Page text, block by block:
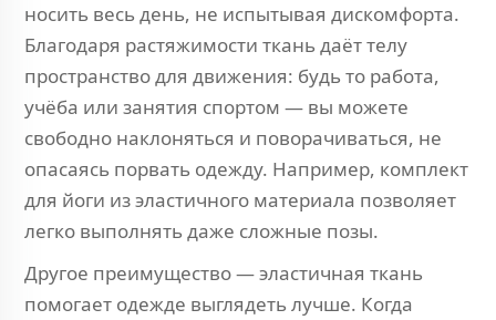
носить весь день, не испытывая дискомфорта.
Благодаря растяжимости ткань даёт телу
пространство для движения: будь то работа,
учёба или занятия спортом — вы можете
свободно наклоняться и поворачиваться, не
опасаясь порвать одежду. Например, комплект
для йоги из эластичного материала позволяет
легко выполнять даже сложные позы.
Другое преимущество — эластичная ткань
помогает одежде выглядеть лучше. Когда